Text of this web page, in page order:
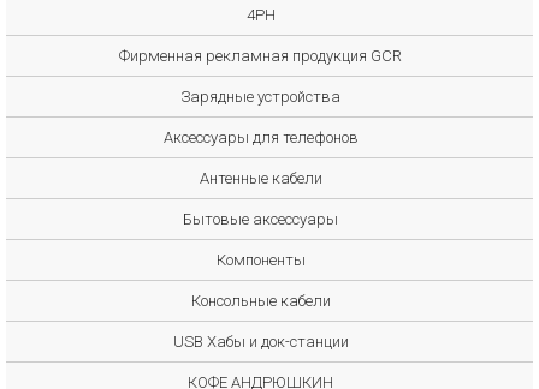
4PH
Фирменная рекламная продукция GCR
Зарядные устройства
Аксессуары для телефонов
Антенные кабели
Бытовые аксессуары
Компоненты
Консольные кабели
USB Хабы и док-станции
КОФЕ АНДРЮШКИН